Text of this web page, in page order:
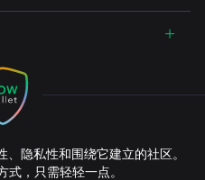
隐私性和围绕它建立的社区。
式，只需轻轻一点。